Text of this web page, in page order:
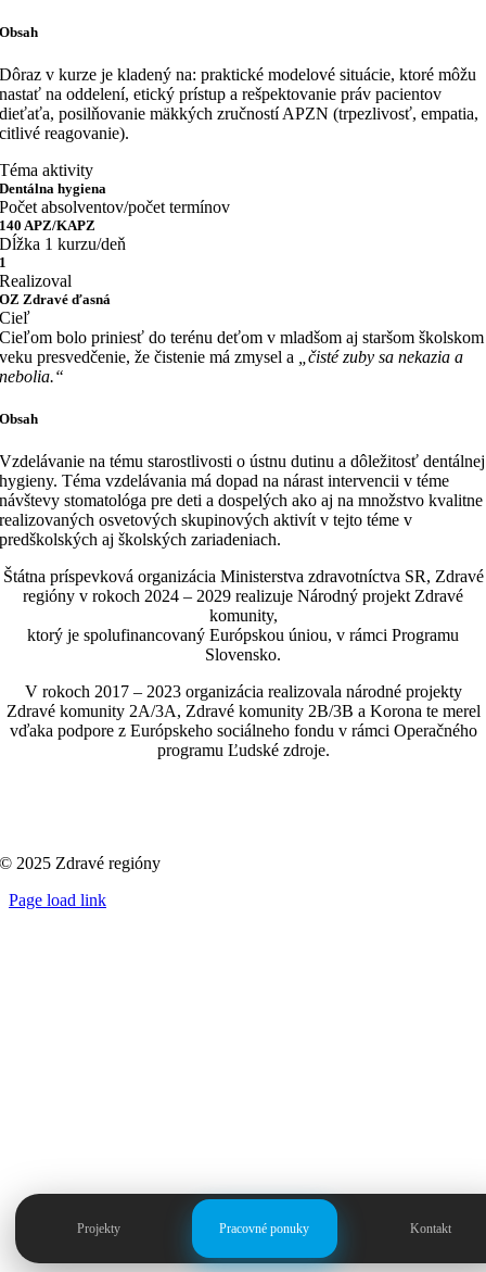
Obsah
Dôraz v kurze je kladený na: praktické modelové situácie, ktoré môžu
nastať na oddelení, etický prístup a rešpektovanie práv pacientov
dieťaťa, posilňovanie mäkkých zručností APZN (trpezlivosť, empatia,
citlivé reagovanie).
Téma aktivity
Dentálna hygiena
Počet absolventov/počet termínov
140 APZ/KAPZ
Dĺžka 1 kurzu/deň
1
Realizoval
OZ Zdravé ďasná
Cieľ
Cieľom bolo priniesť do terénu deťom v mladšom aj staršom školskom
veku presvedčenie, že čistenie má zmysel a
„čisté zuby sa nekazia a
nebolia.“
Obsah
Vzdelávanie na tému starostlivosti o ústnu dutinu a dôležitosť dentálnej
hygieny. Téma vzdelávania má dopad na nárast intervencii v téme
návštevy stomatológa pre deti a dospelých ako aj na množstvo kvalitne
realizovaných osvetových skupinových aktivít v tejto téme v
predškolských aj školských zariadeniach.
Štátna príspevková organizácia Ministerstva zdravotníctva SR, Zdravé
regióny v rokoch 2024 – 2029 realizuje Národný projekt Zdravé
komunity,
ktorý je spolufinancovaný Európskou úniou, v rámci Programu
Slovensko.
V rokoch 2017 – 2023 organizácia realizovala národné projekty
Zdravé komunity 2A/3A, Zdravé komunity 2B/3B a Korona te merel
vďaka podpore z Európskeho sociálneho fondu v rámci Operačného
programu Ľudské zdroje.
© 2025 Zdravé regióny
Projekty Pracovné ponuky Kontakt
Page load link